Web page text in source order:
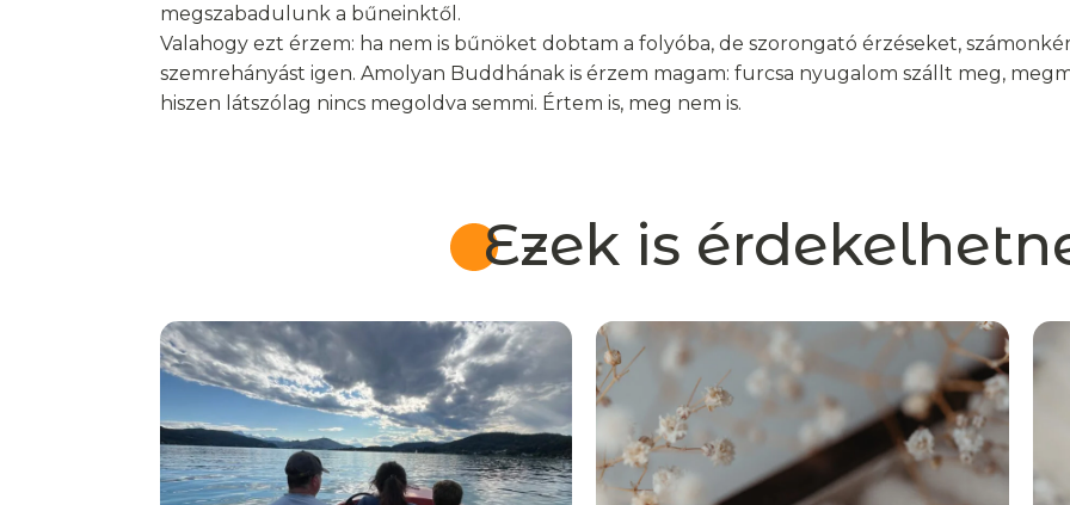
megszabadulunk a bűneinktől.
Valahogy ezt érzem: ha nem is bűnöket dobtam a folyóba, de szorongató érzéseket,
szemrehányást igen. Amolyan Buddhának is érzem magam: furcsa nyugalom szállt meg,
hiszen látszólag nincs megoldva semmi. Értem is, meg nem is.
Ezek is